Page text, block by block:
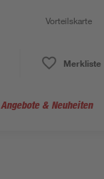
Vorteilskarte
Merkliste
Angebote & Neuheiten